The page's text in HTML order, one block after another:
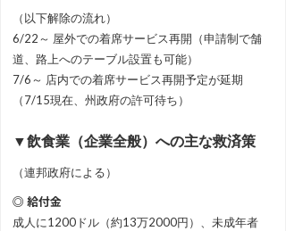
（以下解除の流れ）
6/22～ 屋外での着席サービス再開（申請制で舗
道、路上へのテーブル設置も可能）
7/6～ 店内での着席サービス再開予定が延期
（7/15現在、州政府の許可待ち）
▼飲食業（企業全般）への主な救済策
（連邦政府による）
◎ 給付金
成人に1200ドル（約13万2000円）、未成年者